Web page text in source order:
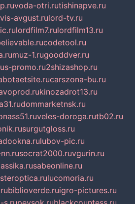
voda-otri.rutishinapve.ru
avgust.rulord-tv.ru
lordfilm7.rulordfilm13.ru
codetool.ru
muz-1.rugooddver.ru
promo.ru2shizashop.ru
carszona-bu.ru
kinozadrot13.ru
dommarketnsk.ru
veles-doroga.rutb02.ru
surgutgloss.ru
lubov-pic.ru
socrat2000.ruvgurin.ru
sabeonline.ru
lucomoria.ru
biblioverde.ruigro-pictures.ru